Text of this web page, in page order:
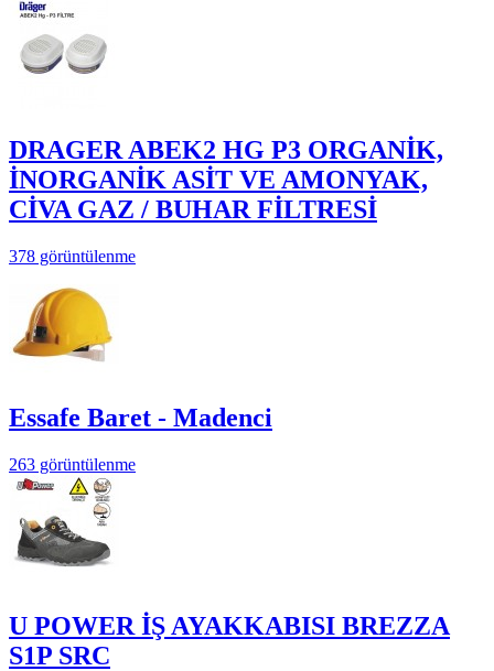
DRAGER ABEK2 HG P3 ORGANİK,
İNORGANİK ASİT VE AMONYAK,
CİVA GAZ / BUHAR FİLTRESİ
378 görüntülenme
Essafe Baret - Madenci
263 görüntülenme
U POWER İŞ AYAKKABISI BREZZA
S1P SRC